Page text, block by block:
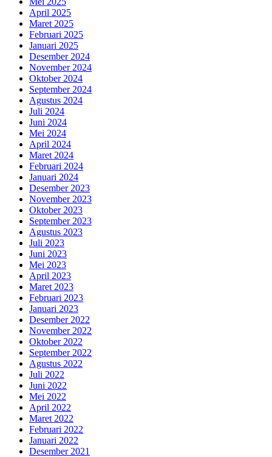
April 2025
Maret 2025
Februari 2025
Januari 2025
Desember 2024
November 2024
Oktober 2024
September 2024
Agustus 2024
Juli 2024
Juni 2024
Mei 2024
April 2024
Maret 2024
Februari 2024
Januari 2024
Desember 2023
November 2023
Oktober 2023
September 2023
Agustus 2023
Juli 2023
Juni 2023
Mei 2023
April 2023
Maret 2023
Februari 2023
Januari 2023
Desember 2022
November 2022
Oktober 2022
September 2022
Agustus 2022
Juli 2022
Juni 2022
Mei 2022
April 2022
Maret 2022
Februari 2022
Januari 2022
Desember 2021